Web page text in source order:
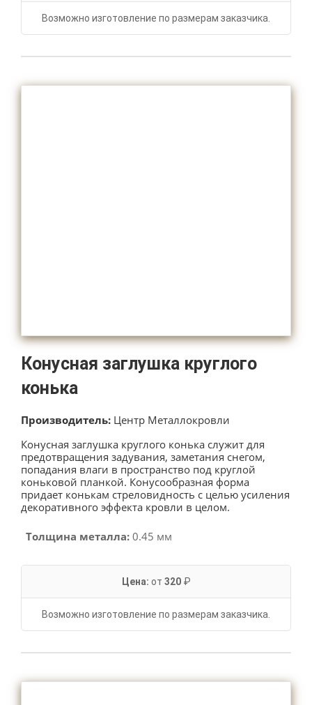
Возможно изготовление по размерам заказчика.
Конусная заглушка круглого
конька
Производитель: Центр Металлокровли
Конусная заглушка круглого конька служит для
предотвращения задувания, заметания снегом,
попадания влаги в пространство под круглой
коньковой планкой. Конусообразная форма
придает конькам стреловидность с целью усиления
декоративного эффекта кровли в целом.
Толщина металла: 0.45 мм
Цена: от 320₽
Возможно изготовление по размерам заказчика.